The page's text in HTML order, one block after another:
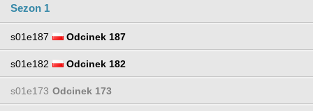
Sezon 1
s01e187 Odcinek 187
s01e182 Odcinek 182
s01e173 Odcinek 173